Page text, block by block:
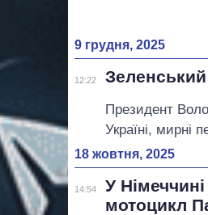
9 грудня, 2025
12:22
Президент
Україні, мирні
18 жовтня, 2025
14:54
У
мотоцикл